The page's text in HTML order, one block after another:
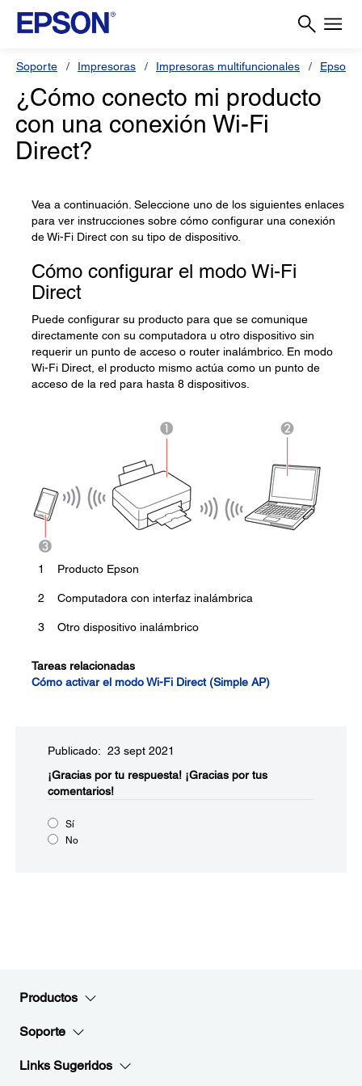
Soporte Impresoras Impresoras multifuncionales Epson L
¿Cómo conecto mi producto
con una conexión Wi-Fi
Direct?
Vea a continuación. Seleccione uno de los siguientes enlaces
para ver instrucciones sobre cómo configurar una conexión
de Wi-Fi Direct con su tipo de dispositivo.
Cómo configurar el modo Wi-Fi
Direct
Puede configurar su producto para que se comunique
directamente con su computadora u otro dispositivo sin
requerir un punto de acceso o router inalámbrico. En modo
Wi-Fi Direct, el producto mismo actúa como un punto de
acceso de la red para hasta 8 dispositivos.
1 Producto Epson
2 Computadora con interfaz inalámbrica
3 Otro dispositivo inalámbrico
Tareas relacionadas
Cómo activar el modo Wi-Fi Direct (Simple AP)
Publicado: 23 sept 2021
¡Gracias por tu respuesta! ¡Gracias por tus
comentarios!
Sí
No
Productos
Soporte
Links Sugeridos